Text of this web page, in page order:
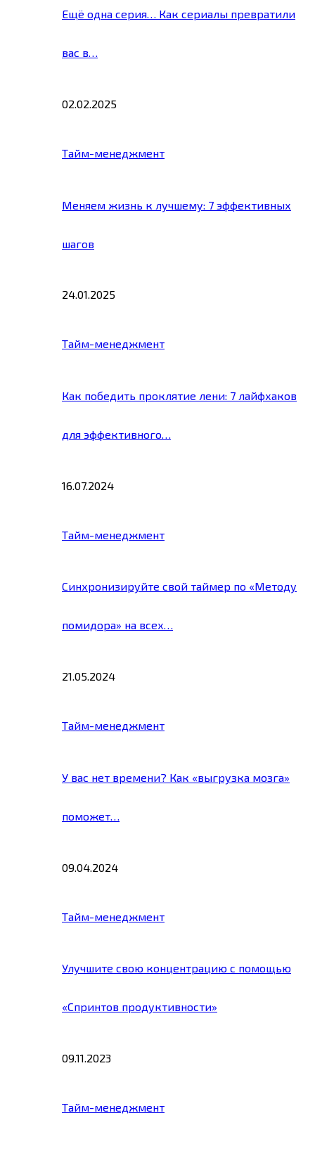
Ещё одна серия… Как сериалы превратили
вас в…
02.02.2025
Тайм-менеджмент
Меняем жизнь к лучшему: 7 эффективных
шагов
24.01.2025
Тайм-менеджмент
Как победить проклятие лени: 7 лайфхаков
для эффективного…
16.07.2024
Тайм-менеджмент
Синхронизируйте свой таймер по «Методу
помидора» на всех…
21.05.2024
Тайм-менеджмент
У вас нет времени? Как «выгрузка мозга»
поможет…
09.04.2024
Тайм-менеджмент
Улучшите свою концентрацию с помощью
«Спринтов продуктивности»
09.11.2023
Тайм-менеджмент